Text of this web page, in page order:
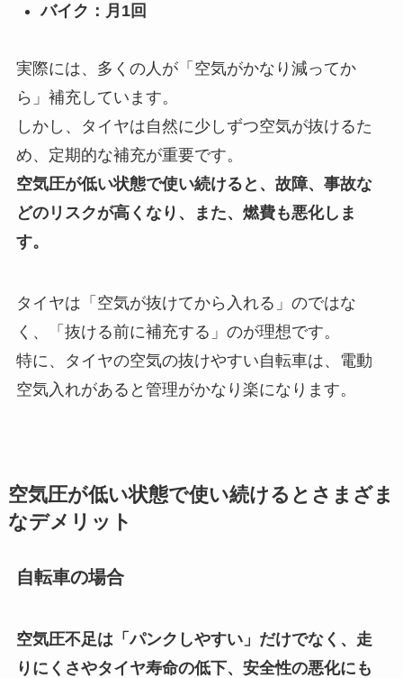
バイク：月1回
実際には、多くの人が「空気がかなり減ってか
ら」補充しています。
しかし、タイヤは自然に少しずつ空気が抜けるた
め、定期的な補充が重要です。
空気圧が低い状態で使い続けると、故障、事故な
どのリスクが高くなり、また、燃費も悪化しま
す。
タイヤは「空気が抜けてから入れる」のではな
く、「抜ける前に補充する」のが理想です。
特に、タイヤの空気の抜けやすい自転車は、電動
空気入れがあると管理がかなり楽になります。
空気圧が低い状態で使い続けるとさまざま
なデメリット
自転車の場合
空気圧不足は「パンクしやすい」だけでなく、走
りにくさやタイヤ寿命の低下、安全性の悪化にも